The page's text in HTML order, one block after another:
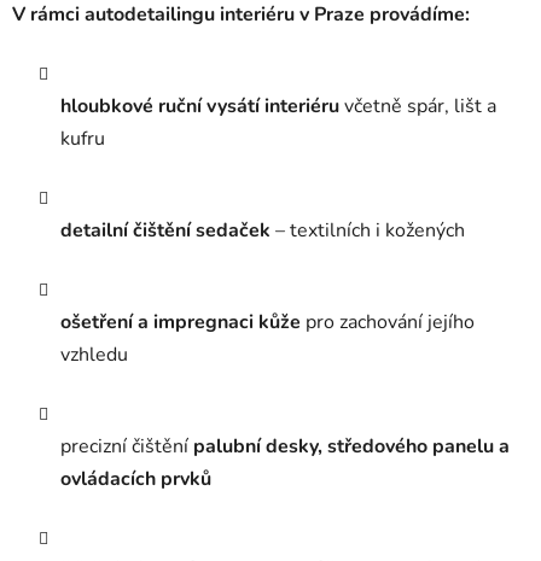
V rámci autodetailingu interiéru v Praze provádíme:
hloubkové ruční vysátí interiéruvčetně spár, lišt a
kufru
detailní čištění sedaček – textilních i kožených
ošetření a impregnaci kůže pro zachování jejího
vzhledu
precizní čištění palubní desky, středového panelu a
ovládacích prvků